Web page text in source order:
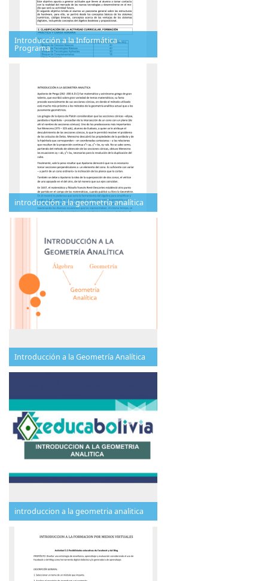
Introducción a la Informática -
Programa
introducción a la geometría analítica
Introducción a la Geometría Analítica
introduccion a la geometria analitica